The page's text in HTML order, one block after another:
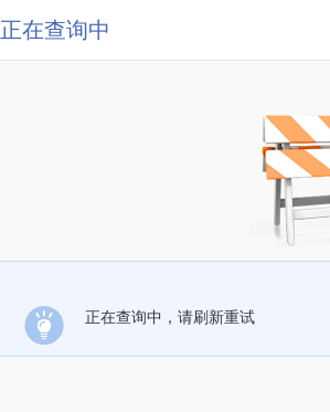
正在查询中
正在查询中，请刷新重试